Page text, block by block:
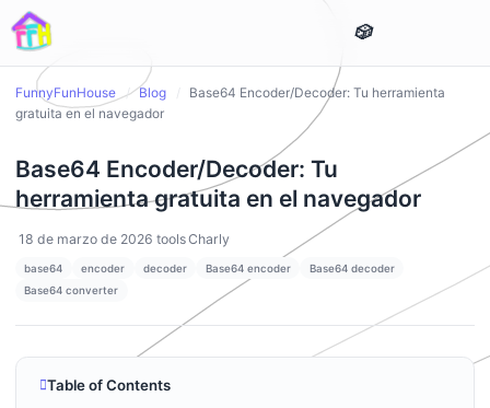
FunnyFunHouse / Blog
Base64 Encoder/Decoder: Tu herramienta
gratuita en el navegador
Base64 Encoder/Decoder: Tu
herramienta gratuita en el navegador
18 de marzo de 2026 toolsCharly
base64 encoder decoder Base64 encoder
Base64 decoder
Base64 converter
Table of Contents